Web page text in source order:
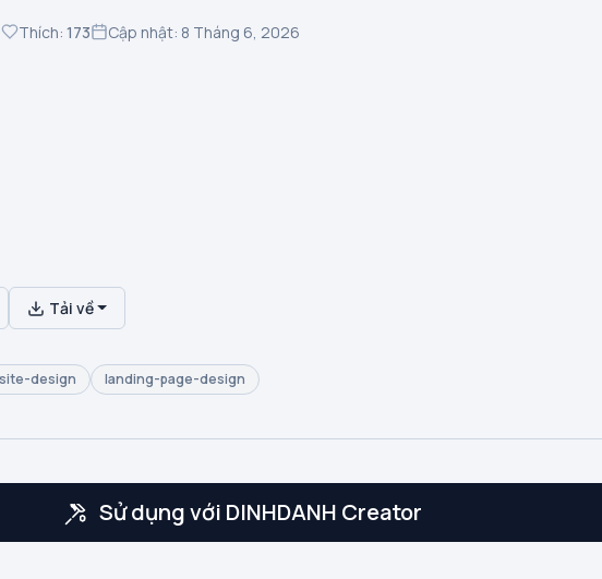
Thích: 173 Cập nhật: 8 Tháng 6, 2026
Tải về
design landing-page-design
Sử dụng với DINHDANH Creator